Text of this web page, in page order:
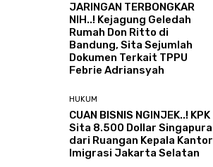
JARINGAN TERBONGKAR
NIH..! Kejagung Geledah
Rumah Don Ritto di
Bandung, Sita Sejumlah
Dokumen Terkait TPPU
Febrie Adriansyah
HUKUM
CUAN BISNIS NGINJEK..! KPK
Sita 8.500 Dollar Singapura
dari Ruangan Kepala Kantor
Imigrasi Jakarta Selatan